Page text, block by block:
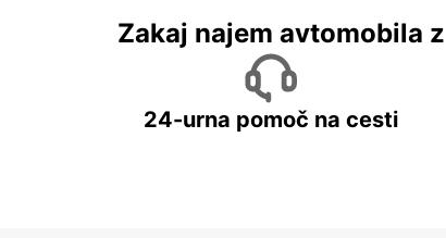
Zakaj najem avtomobila
24-urna pomoč na cesti